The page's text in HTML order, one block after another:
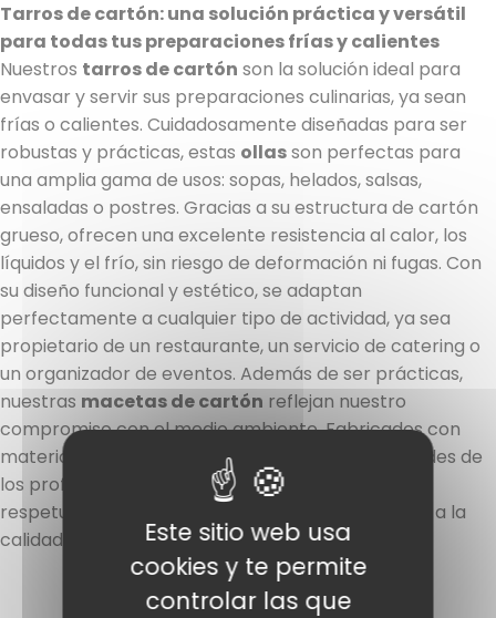
Tarros de cartón: una solución práctica y versátil
para todas tus preparaciones frías y calientes
Nuestros tarros de cartón son la solución ideal para
envasar y servir sus preparaciones culinarias, ya sean
frías o calientes. Cuidadosamente diseñadas para ser
robustas y prácticas, estas ollasson perfectas para
una amplia gama de usos: sopas, helados, salsas,
ensaladas o postres. Gracias a su estructura de cartón
grueso, ofrecen una excelente resistencia al calor, los
líquidos y el frío, sin riesgo de deformación ni fugas. Con
su diseño funcional y estético, se adaptan
perfectamente a cualquier tipo de actividad, ya sea
propietario de un restaurante, un servicio de catering o
un organizador de eventos. Además de ser prácticas,
nuestras macetas de cartón reflejan nuestro
compromiso con el medio ambiente. Fabricados con
materiales reciclables, responden a las necesidades de
los profesionales que desean ofrecer soluciones
respetuosas con el medio ambiente sin renunciar a la
calidad.
Este sitio web usa
cookies y te permite
controlar las que